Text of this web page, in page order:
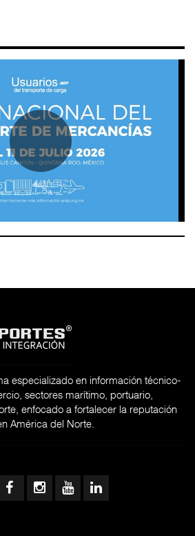
especializado en información técnico-
sectores marítimo, portuario,
enfocado a fortalecer la reputación
América del Norte.